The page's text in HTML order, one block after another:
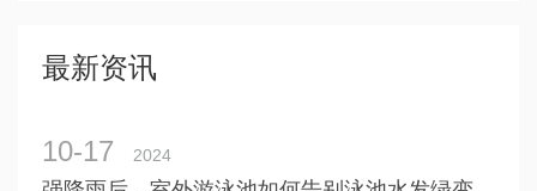
最新资讯
10-17 2024